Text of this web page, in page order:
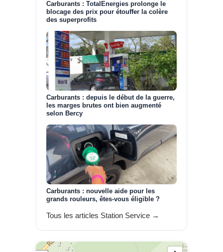
Carburants : TotalEnergies prolonge le
blocage des prix pour étouffer la colère
des superprofits
Carburants : depuis le début de la guerre,
les marges brutes ont bien augmenté
selon Bercy
Carburants : nouvelle aide pour les
grands rouleurs, êtes-vous éligible ?
Tous les articles Station Service →